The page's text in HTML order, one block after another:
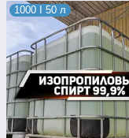
1000 I 50 л